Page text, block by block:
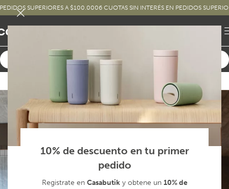
10% de descuento en tu primer
pedido
Registrate en Casabutiky obtene un 10% de
A $100.0006 CUOTAS SIN INTERÉS EN PEDIDOS SUPERIORES A